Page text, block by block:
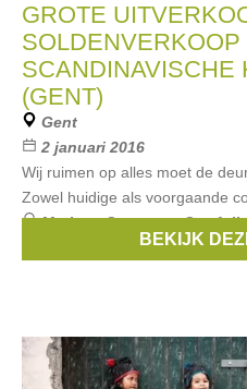
GROTE
SCANDINAVISCHE
(GENT)
Gent
2 januari 2016
Wij ruimen op alles moet de
Zowel huidige als voorgaande
Merken:Someone,Smafolk
BEKIJK